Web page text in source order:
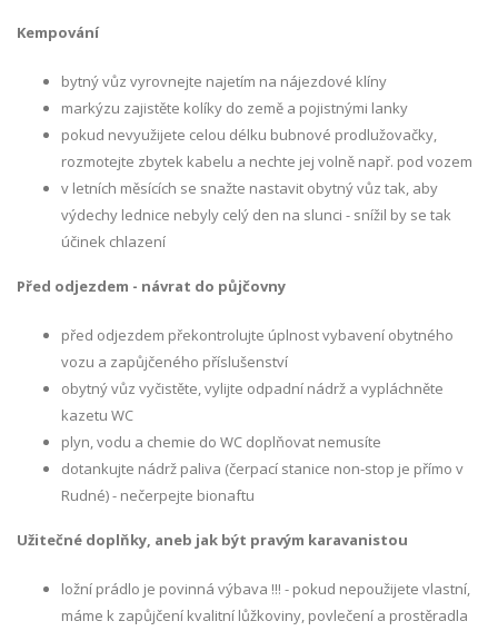
Kempování
bytný vůz vyrovnejte najetím na nájezdové klíny
markýzu zajistěte kolíky do země a pojistnými lanky
pokud nevyužijete celou délku bubnové prodlužovačky,
rozmotejte zbytek kabelu a nechte jej volně např. pod vozem
v letních měsících se snažte nastavit obytný vůz tak, aby
výdechy lednice nebyly celý den na slunci - snížil by se tak
účinek chlazení
Před odjezdem - návrat do půjčovny
před odjezdem překontrolujte úplnost vybavení obytného
vozu a zapůjčeného příslušenství
obytný vůz vyčistěte, vylijte odpadní nádrž a vypláchněte
kazetu WC
plyn, vodu a chemie do WC doplňovat nemusíte
dotankujte nádrž paliva (čerpací stanice non-stop je přímo v
Rudné) - nečerpejte bionaftu
Užitečné doplňky, aneb jak být pravým karavanistou
ložní prádlo je povinná výbava !!! - pokud nepoužijete vlastní,
máme k zapůjčení kvalitní lůžkoviny, povlečení a prostěradla